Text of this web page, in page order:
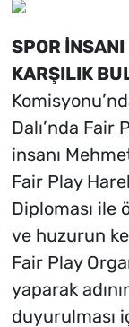
SPOR
KARŞILIK
Dalı’nda
insanı
Fair Play
Diploması ile
ve huzurun
Fair Play
yaparak
duyurulması